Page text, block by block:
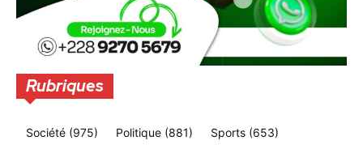
Rubriques
Société (975) Politique (881) Sports (653)